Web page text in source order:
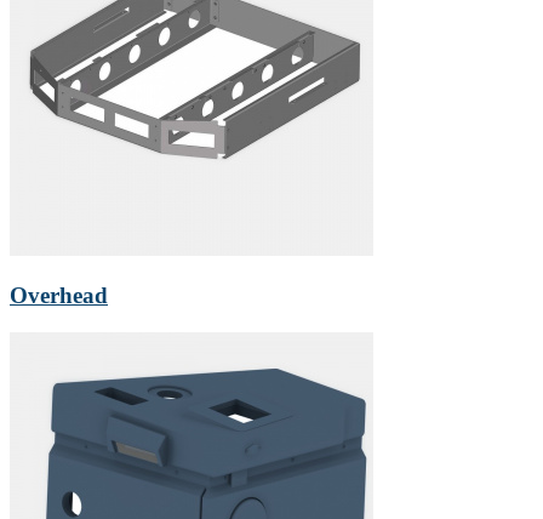
Overhead